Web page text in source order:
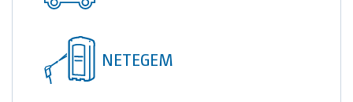
TOI® COLUMNA
SANI TOI®
TOI® HEATER
NETEGEM